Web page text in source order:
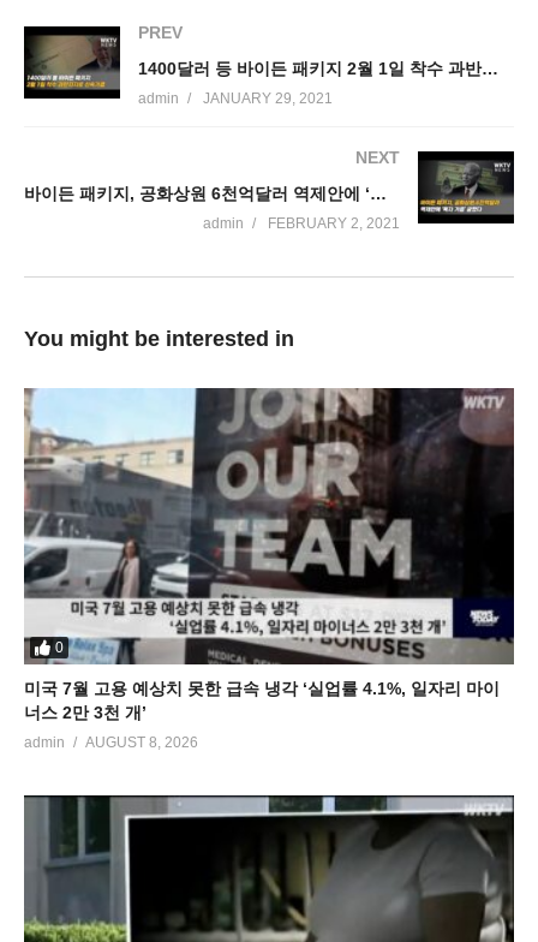
PREV
1400달러 등 바이든 패키지 2월 1일 착수 과반지지로 신속가결
admin JANUARY 29, 2021
NEXT
바이든 패키지, 공화상원 6천억달러 역제안에 ‘독자 가결’ 굳혔다
admin FEBRUARY 2, 2021
You might be interested in
0
미국 7월 고용 예상치 못한 급속 냉각 ‘실업률 4.1%, 일자리 마이
너스 2만 3천 개’
admin AUGUST 8, 2026